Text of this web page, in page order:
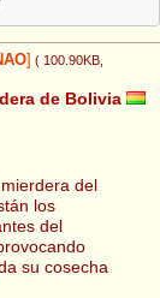
( 100.90KB
de Bolivia
del
los
del
su cosecha